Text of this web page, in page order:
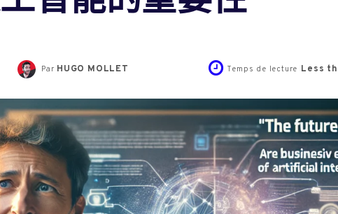
Par HUGO MOLLET Temps de lecture Less